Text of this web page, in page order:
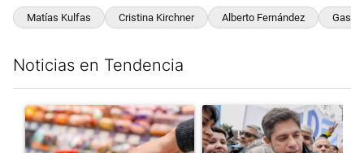
Matías Kulfas Cristina Kirchner Alberto Fernández
Noticias en Tendencia
Un artículo de tendencia con el título "Inflación: economistas
Un artículo de tendencia con